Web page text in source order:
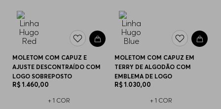
MOLETOM COM CAPUZ E
AJUSTE DESCONTRAÍDO COM
LOGO SOBREPOSTO
R$ 1.460,00
+ 1 COR
MOLETOM COM CAPUZ EM
TERRY DE ALGODÃO COM
EMBLEMA DE LOGO
R$ 1.030,00
+ 1 COR